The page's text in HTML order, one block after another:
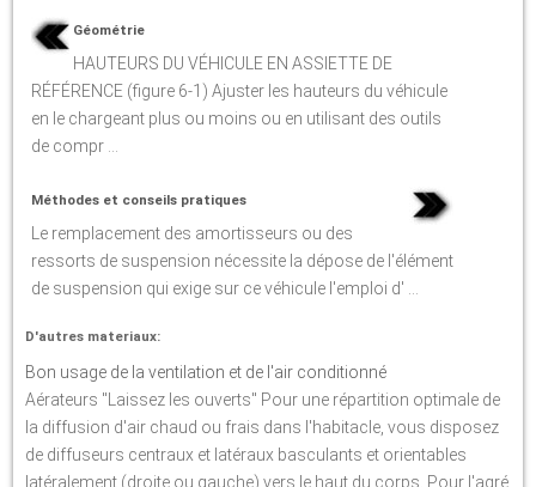
Géométrie
HAUTEURS DU VÉHICULE EN ASSIETTE DE
RÉFÉRENCE (figure 6-1) Ajuster les hauteurs du véhicule
en le chargeant plus ou moins ou en utilisant des outils
de compr ...
Méthodes et conseils pratiques
Le remplacement des amortisseurs ou des
ressorts de suspension nécessite la dépose de l'élément
de suspension qui exige sur ce véhicule l'emploi d' ...
D'autres materiaux:
Bon usage de la ventilation et de l'air conditionné
Aérateurs "Laissez les ouverts" Pour une répartition optimale de
la diffusion d'air chaud ou frais dans l'habitacle, vous disposez
de diffuseurs centraux et latéraux basculants et orientables
latéralement (droite ou gauche) vers le haut du corps. Pour l'agré